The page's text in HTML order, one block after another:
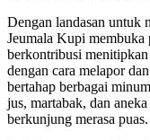
Dengan landasan untuk
Jeumala Kupi membuka
berkontribusi
dengan cara melapor
bertahap berbagai
jus, martabak, dan
berkunjung merasa puas.